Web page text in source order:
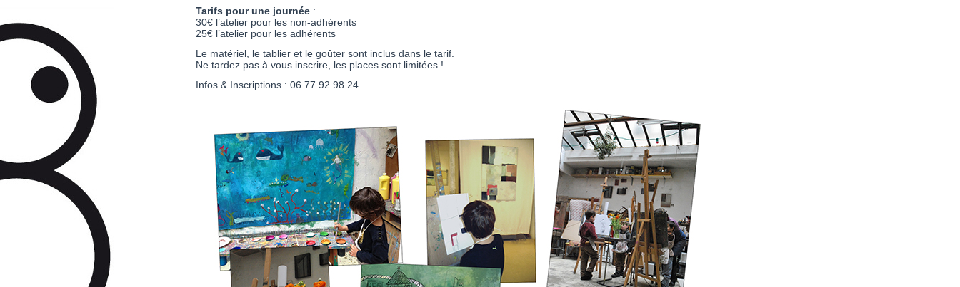
Tarifs pour une journée :
30€ l’atelier pour les non-adhérents
25€ l’atelier pour les adhérents
Le matériel, le tablier et le goûter sont inclus dans le tarif.
Ne tardez pas à vous inscrire, les places sont limitées !
Infos & Inscriptions : 06 77 92 98 24